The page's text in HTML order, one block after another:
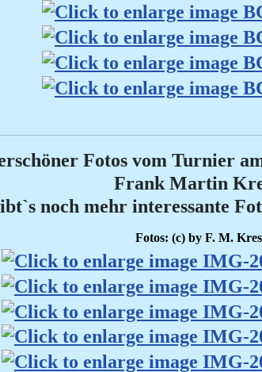
Fotos vom Turnier
Frank Martin
noch mehr interessante
Fotos: (c) by F. M.